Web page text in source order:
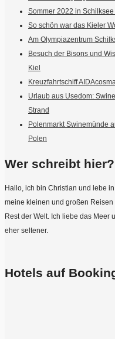
Sommer 2022 in
So schön war das Kieler
Am Olympiazentrum
Besuch der Bisons und
Kiel
Kreuzfahrtschiff
Urlaub aus Usedom:
Strand
Polenmarkt Swinemünde
Polen
Wer schreibt hier?
Hallo, ich bin Christian und lebe in
meine kleinen und großen Reisen
Rest der Welt. Ich liebe das Meer
eher seltener.
Hotels auf